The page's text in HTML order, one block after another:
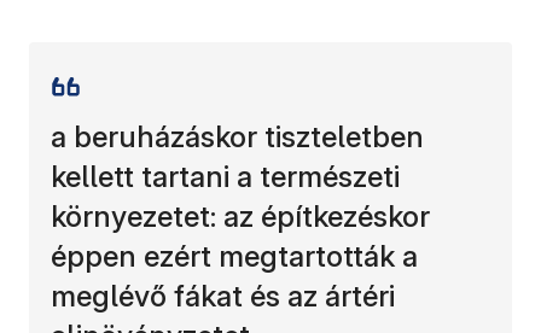
a beruházáskor tiszteletben
kellett tartani a természeti
környezetet: az építkezéskor
éppen ezért megtartották a
meglévő fákat és az ártéri